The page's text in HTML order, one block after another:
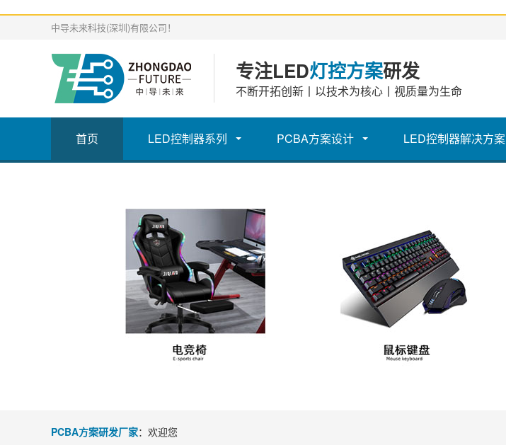
中导未来科技(深圳)有限公司！
专注LED灯控方案研发
不断开拓创新丨以技术为核心丨视质量为生命
首页 LED控制器系列 PCBA方案设计 LED控制器解决方案
PCBA方案研发厂家：欢迎您